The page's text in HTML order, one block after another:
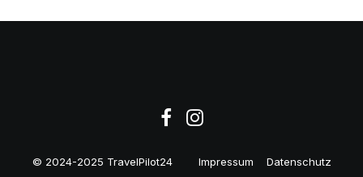
1. Januar 2026
© 2024-2025 TravelPilot24 Impressum Datenschutz